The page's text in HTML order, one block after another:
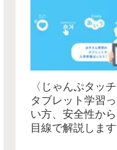
〈じゃんぷタッ
タブレット学習
い方、安全性か
目線で解説します